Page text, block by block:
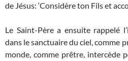
de Jésus: ‘Considère ton Fils et
Le Saint-Père a ensuite rappelé
dans le sanctuaire du ciel, comme
monde, comme prêtre, intercède